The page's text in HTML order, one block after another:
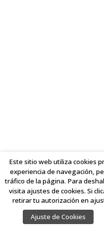
Este sitio web utiliza cookies
experiencia de navegación,
tráfico de la página. Para
visita ajustes de cookies. Si
retirar tu autorización en
Ajuste de Cookies